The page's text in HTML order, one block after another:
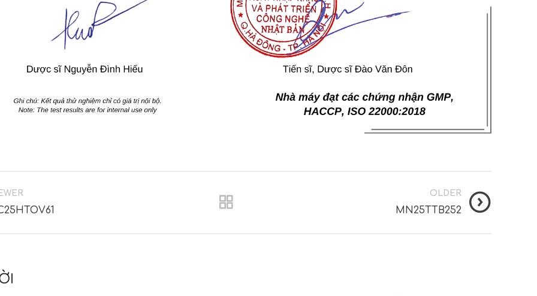
OLDER
MN25TTB252